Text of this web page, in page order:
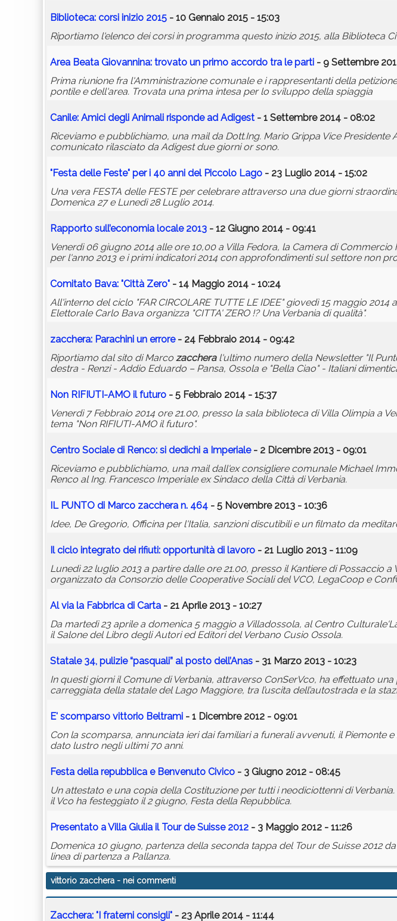
Biblioteca: corsi inizio 2015 - 10 Gennaio 2015 - 15:03
Riportiamo l'elenco dei corsi in programma questo inizio 2015, alla Biblioteca
Area Beata Giovannina: trovato un primo accordo tra le parti - 9 Settembre
Prima riunione fra l'Amministrazione comunale e i rappresentanti della
pontile e dell'area. Trovata una prima intesa per lo sviluppo della spiaggia
Canile: Amici degli Animali risponde ad Adigest - 1 Settembre 2014 - 08:02
Riceviamo e pubblichiamo, una mail da Dott.Ing. Mario Grippa Vice
comunicato rilasciato da Adigest due giorni or sono.
"Festa delle Feste" per i 40 anni del Piccolo Lago - 23 Luglio 2014 - 15:02
Una vera FESTA delle FESTE per celebrare attraverso una due giorni
Domenica 27 e Lunedì 28 Luglio 2014.
Rapporto sull’economia locale 2013 - 12 Giugno 2014 - 09:41
Venerdì 06 giugno 2014 alle ore 10,00 a Villa Fedora, la Camera di
per l'anno 2013 e i primi indicatori 2014 con approfondimenti sul settore non
Comitato Bava: "Città Zero" - 14 Maggio 2014 - 10:24
All'interno del ciclo "FAR CIRCOLARE TUTTE LE IDEE" giovedì 15 maggio
Elettorale Carlo Bava organizza "CITTA' ZERO !? Una Verbania di qualità".
zacchera: Parachini un errore- 24 Febbraio 2014 - 09:42
Riportiamo dal sito di Marco zaccheral'ultimo numero della Newsletter "Il
destra - Renzi - Addio Eduardo – Pansa, Ossola e "Bella Ciao" - Italiani
Non RIFIUTI-AMO il futuro - 5 Febbraio 2014 - 15:37
Venerdì 7 Febbraio 2014 ore 21.00, presso la sala biblioteca di Villa Olimpia a
tema "Non RIFIUTI-AMO il futuro".
Centro Sociale di Renco: si dedichi a Imperiale - 2 Dicembre 2013 - 09:01
Riceviamo e pubblichiamo, una mail dall'ex consigliere comunale Michael
Renco al Ing. Francesco Imperiale ex Sindaco della Città di Verbania.
IL PUNTO di Marco zacchera n. 464 - 5 Novembre 2013 - 10:36
Idee, De Gregorio, Officina per l'Italia, sanzioni discutibili e un filmato da
Il ciclo integrato dei rifiuti: opportunità di lavoro - 21 Luglio 2013 - 11:09
Lunedì 22 luglio 2013 a partire dalle ore 21.00, presso il Kantiere di Possaccio
organizzato da Consorzio delle Cooperative Sociali del VCO, LegaCoop e
Al via la Fabbrica di Carta - 21 Aprile 2013 - 10:27
Da martedì 23 aprile a domenica 5 maggio a Villadossola, al Centro
il Salone del Libro degli Autori ed Editori del Verbano Cusio Ossola.
Statale 34, pulizie “pasquali” al posto dell’Anas - 31 Marzo 2013 - 10:23
In questi giorni il Comune di Verbania, attraverso ConSerVco, ha effettuato
carreggiata della statale del Lago Maggiore, tra l’uscita dell’autostrada e la
E' scomparso vittorio Beltrami - 1 Dicembre 2012 - 09:01
Con la scomparsa, annunciata ieri dai familiari a funerali avvenuti, il Piemonte
dato lustro negli ultimi 70 anni.
Festa della repubblica e Benvenuto Civico - 3 Giugno 2012 - 08:45
Un attestato e una copia della Costituzione per tutti i neodiciottenni di
il Vco ha festeggiato il 2 giugno, Festa della Repubblica.
Presentato a Villa Giulia il Tour de Suisse 2012 - 3 Maggio 2012 - 11:26
Domenica 10 giugno, partenza della seconda tappa del Tour de Suisse 2012
linea di partenza a Pallanza.
vittorio zacchera - nei commenti
Zacchera: "I fraterni consigli" - 23 Aprile 2014 - 11:44